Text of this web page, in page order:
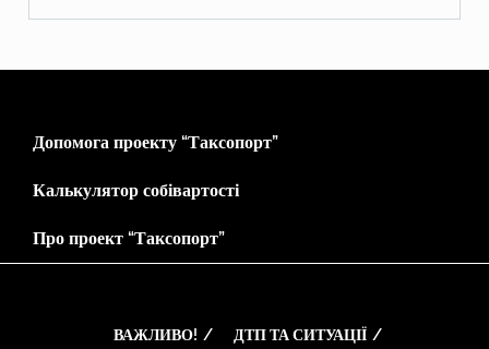
Допомога проекту “Таксопорт”
Калькулятор собівартості
Про проект “Таксопорт”
ВАЖЛИВО! ДТП ТА СИТУАЦІЇ